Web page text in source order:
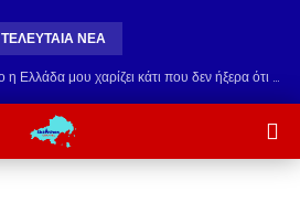
ΤΕΛΕΥΤΑΊΑ ΝΈΑ
Μαρία Μενούνος: «Κάθε χρόνο η Ελλάδα μου χαρίζει κάτι που δεν ήξερα ότι χρειαζόμουν» – Το συγκινητικό μήνυμα μετά τις καλοκαιρινές διακοπές